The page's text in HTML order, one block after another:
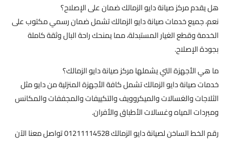
هل يقدم مركز صيانة دايو الزمالك ضمان على الإصلاح؟
نعم، جميع خدمات صيانة دايو الزمالك تشمل ضمان رسمي مكتوب على
الخدمة وقطع الغيار المستبدلة، مما يمنحك راحة البال وثقة كاملة
بجودة الإصلاح.
ما هي الأجهزة التي يشملها مركز صيانة دايو الزمالك؟
خدمات صيانة دايو الزمالك تشمل كافة الأجهزة المنزلية من دايو مثل
الثلاجات والغسالات والميكروويف والتكييفات والمجففات والمكانس
ومبردات المياه وغسالات الأطباق والأفران.
رقم الخط الساخن لصيانة دايو الزمالك 01211114528 تواصل معنا الآن